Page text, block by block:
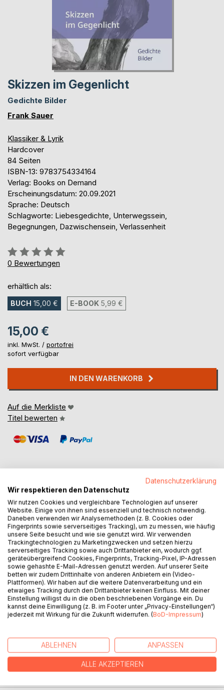
Skizzen im Gegenlicht
Gedichte Bilder
Frank Sauer
Klassiker & Lyrik
Hardcover
84 Seiten
ISBN-13: 9783754334164
Verlag: Books on Demand
Erscheinungsdatum: 20.09.2021
Sprache: Deutsch
Schlagworte: Liebesgedichte, Unterwegssein,
Begegnungen, Dazwischensein, Verlassenheit
Bewertung::
0%
0 Bewertungen
erhältlich als:
BUCH 15,00 € E-BOOK 5,99 €
15,00 €
inkl. MwSt. / portofrei
sofort verfügbar
IN DEN WARENKORB
Auf die Merkliste
Titel bewerten
BESCHREIBUNG
Gedichte und Bilder im Dazwischensein - an einem Ort
allein oder zu zweit. In einem Schwebezustand, fremd und
vertraut zugleich. Nuancen des Daseins im Lauf des Alltags
und des Unterwegsseins. Nuancen, die in der wachsamen
Gegenwärtigkeit des Autors stets im Bewusstsein zu sein
scheinen. In den Gedichten werden sie benannt und ins
(Gegen-)Licht geholt. Sie laden ein zu einem Dialog mit
denjenigen, die sich in ihre bannende Textur vertiefen
mögen. Es sind Verlautbarungen eines Ich in und zwischen
den Zeilen.
AUTOR/IN
PRESSESTIMMEN
Datenschutzerklärung
Wir respektieren den Datenschutz
Wir nutzen Cookies und vergleichbare Technologien auf unserer
Website. Einige von ihnen sind essenziell und technisch notwendig.
Daneben verwenden wir Analysemethoden (z. B. Cookies oder
Fingerprints sowie serverseitiges Tracking), um zu messen, wie häufig
unsere Seite besucht und wie sie genutzt wird. Wir verwenden
Trackingtechnologien zu Marketingzwecken und setzen hierzu
serverseitiges Tracking sowie auch Drittanbieter ein, wodurch ggf.
geräteübergreifend Cookies, Fingerprints, Tracking-Pixel, IP-Adressen
sowie gehashte E-Mail-Adressen genutzt werden. Auf unserer Seite
betten wir zudem Drittinhalte von anderen Anbietern ein (Video-
Plattformen). Wir haben auf die weitere Datenverarbeitung und ein
etwaiges Tracking durch den Drittanbieter keinen Einfluss. Mit deiner
Einstellung willigst du in die oben beschriebenen Vorgänge ein. Du
kannst deine Einwilligung (z. B. im Footer unter „Privacy-Einstellungen“)
jederzeit mit Wirkung für die Zukunft widerrufen. (BoD-Impressum)
ABLEHNEN ANPASSEN
ALLE AKZEPTIEREN